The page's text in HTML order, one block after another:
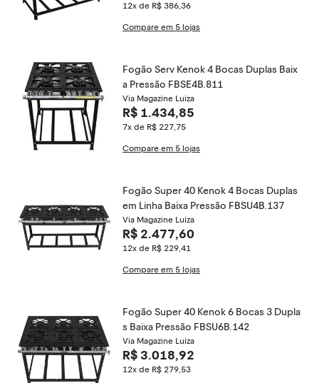
12x de R$ 386,36
Compare em 5 lojas
Fogão Serv Kenok 4 Bocas Duplas Baix
a Pressão FBSE4B.811
Via Magazine Luiza
R$ 1.434,85
7x de R$ 227,75
Compare em 5 lojas
Fogão Super 40 Kenok 4 Bocas Duplas
em Linha Baixa Pressão FBSU4B.137
Via Magazine Luiza
R$ 2.477,60
12x de R$ 229,41
Compare em 5 lojas
Fogão Super 40 Kenok 6 Bocas 3 Dupla
s Baixa Pressão FBSU6B.142
Via Magazine Luiza
R$ 3.018,92
12x de R$ 279,53